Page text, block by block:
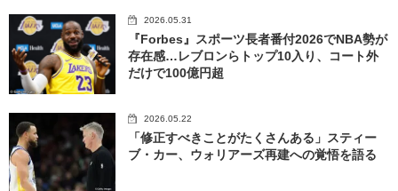
2026.05.31
『Forbes』スポーツ長者番付2026でNBA勢が
存在感…レブロンらトップ10入り、コート外
だけで100億円超
2026.05.22
「修正すべきことがたくさんある」スティー
ブ・カー、ウォリアーズ再建への覚悟を語る